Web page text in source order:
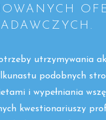
utrzymywania
podobnych
i wypełniania
kwestionariuszy